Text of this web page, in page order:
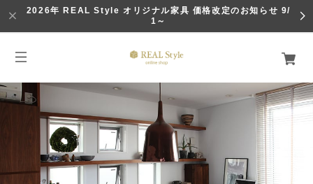
2026年 REAL Style オリジナル家具 価格改定のお知らせ 9/
1～